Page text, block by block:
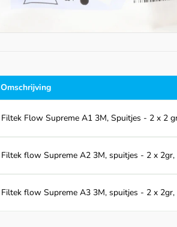
Omschrijving
Filtek Flow Supreme A1 3M, Spuitjes - 2 x 2
Filtek flow Supreme A2 3M, spuitjes - 2 x
Filtek flow Supreme A3 3M, spuitjes - 2 x